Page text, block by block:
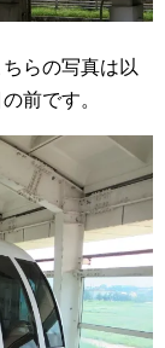
らの写真は以
前です。